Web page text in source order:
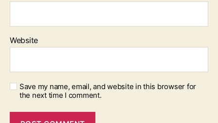
Website
Save my name, email, and website in this browser for
the next time I comment.